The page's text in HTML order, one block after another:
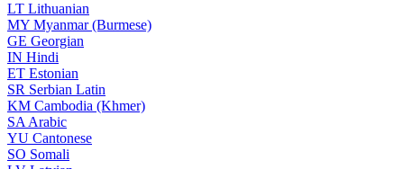
LT Lithuanian
MY Myanmar (Burmese)
GE Georgian
IN Hindi
ET Estonian
SR Serbian Latin
KM Cambodia (Khmer)
SA Arabic
YU Cantonese
SO Somali